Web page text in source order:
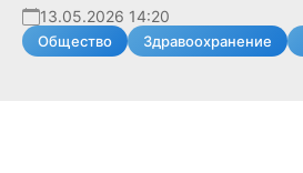
13.05.2026 14:20
Общество Здравоохранение